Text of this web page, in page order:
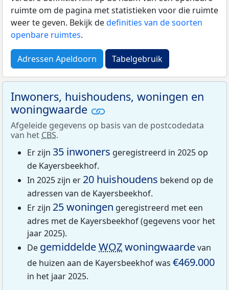
ruimte om de pagina met statistieken voor die ruimte
weer te geven. Bekijk dedefinities van de soorten
openbare ruimtes.
Adressen Apeldoorn Tabelgebruik
Inwoners, huishoudens, woningen en
woningwaarde
Afgeleide gegevens op basis van de postcodedata
van het CBS.
Er zijn 35 inwoners geregistreerd in 2025 op
de Kayersbeekhof.
In 2025 zijn er 20 huishoudens bekend op de
adressen van de Kayersbeekhof.
Er zijn 25 woningen geregistreerd met een
adres met de Kayersbeekhof (gegevens voor het
jaar 2025).
De gemiddeldeWOZwoningwaardevan
de huizen aan de Kayersbeekhof was €469.000
in het jaar 2025.